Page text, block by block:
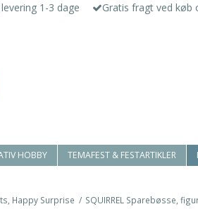
1-3 dage Gratis fragt ved køb
HOBBY TEMAFEST & FESTARTIKLER
Happy Surprise / SQUIRREL Sparebøsse,